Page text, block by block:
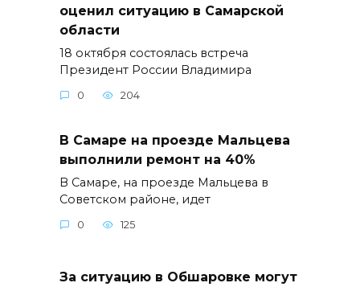
оценил ситуацию в Самарской
области
18 октября состоялась встреча
Президент России Владимира
0 204
В Самаре на проезде Мальцева
выполнили ремонт на 40%
В Самаре, на проезде Мальцева в
Советском районе, идет
0 125
За ситуацию в Обшаровке могут